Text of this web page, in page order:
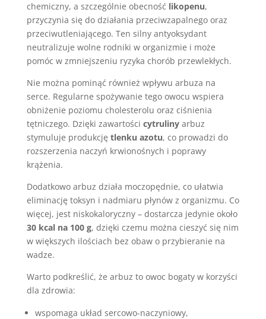
chemiczny, a szczególnie obecność likopenu,
przyczynia się do działania przeciwzapalnego oraz
przeciwutleniającego. Ten silny antyoksydant
neutralizuje wolne rodniki w organizmie i może
pomóc w zmniejszeniu ryzyka chorób przewlekłych.
Nie można pominąć również wpływu arbuza na
serce. Regularne spożywanie tego owocu wspiera
obniżenie poziomu cholesterolu oraz ciśnienia
tętniczego. Dzięki zawartości cytrulinyarbuz
stymuluje produkcję tlenku azotu, co prowadzi do
rozszerzenia naczyń krwionośnych i poprawy
krążenia.
Dodatkowo arbuz działa moczopędnie, co ułatwia
eliminację toksyn i nadmiaru płynów z organizmu. Co
więcej, jest niskokaloryczny – dostarcza jedynie około
30 kcal na 100 g, dzięki czemu można cieszyć się nim
w większych ilościach bez obaw o przybieranie na
wadze.
Warto podkreślić, że arbuz to owoc bogaty w korzyści
dla zdrowia:
wspomaga układ sercowo-naczyniowy,